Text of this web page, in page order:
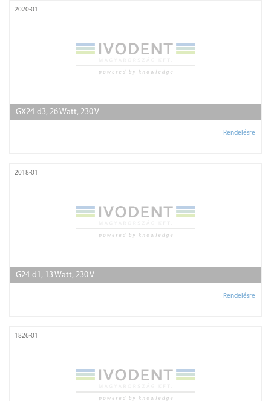
2020-01
GX24-d3, 26 Watt, 230 V
Rendelésre
2018-01
G24-d1, 13 Watt, 230 V
Rendelésre
1826-01